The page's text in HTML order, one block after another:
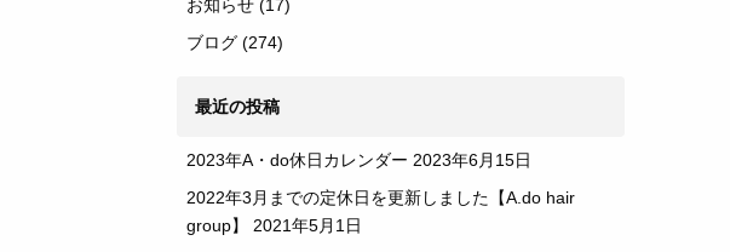
お知らせ (17)
ブログ (274)
最近の投稿
2023年A・do休日カレンダー 2023年6月15日
2022年3月までの定休日を更新しました【A.do hair
group】
2021年5月1日